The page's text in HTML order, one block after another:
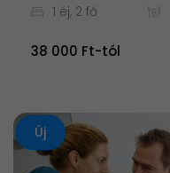
1 éj, 2 fő
38 000 Ft-tól
Új